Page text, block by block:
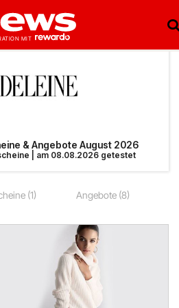
& Angebote August 2026
| am 08.08.2026 getestet
(1) Angebote (8)